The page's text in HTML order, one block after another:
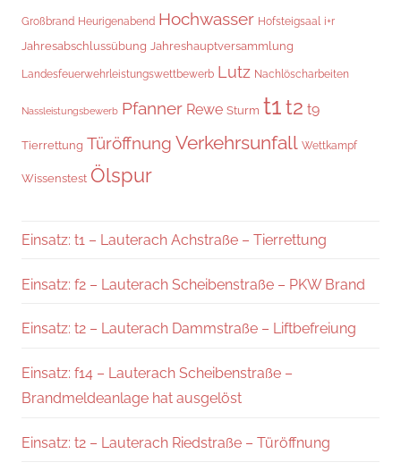
Großbrand Heurigenabend Hochwasser Hofsteigsaal i+r
Jahresabschlussübung Jahreshauptversammlung
Landesfeuerwehrleistungswettbewerb Lutz Nachlöscharbeiten
Nassleistungsbewerb Pfanner Rewe Sturm t1t2 t9
Tierrettung Türöffnung Verkehrsunfall Wettkampf
Wissenstest Ölspur
Einsatz: t1 – Lauterach Achstraße – Tierrettung
Einsatz: f2 – Lauterach Scheibenstraße – PKW Brand
Einsatz: t2 – Lauterach Dammstraße – Liftbefreiung
Einsatz: f14 – Lauterach Scheibenstraße –
Brandmeldeanlage hat ausgelöst
Einsatz: t2 – Lauterach Riedstraße – Türöffnung